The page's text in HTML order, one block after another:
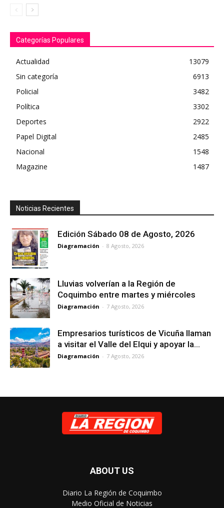
Categorías Populares
Actualidad
13079
Sin categoría
6913
Policial
3482
Política
3302
Deportes
2922
Papel Digital
2485
Nacional
1548
Magazine
1487
Noticias Recientes
Edición Sábado 08 de Agosto, 2026
Diagramación - 8 Agosto, 2026
Lluvias volverían a la Región de
Coquimbo entre martes y miércoles
Diagramación - 7 Agosto, 2026
Empresarios turísticos de Vicuña llaman
a visitar el Valle del Elqui y apoyar la...
Diagramación - 7 Agosto, 2026
ABOUT US
Diario La Región de Coquimbo
Medio Oficial de Noticias